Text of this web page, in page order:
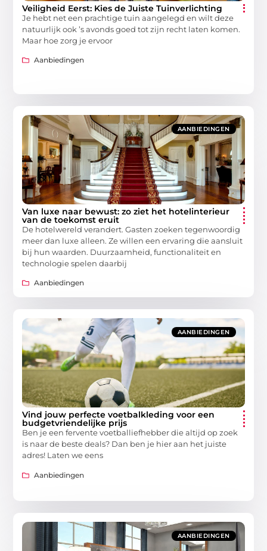
Veiligheid Eerst: Kies de Juiste Tuinverlichting
Je hebt net een prachtige tuin aangelegd en wilt deze
natuurlijk ook ’s avonds goed tot zijn recht laten komen.
Maar hoe zorg je ervoor
Aanbiedingen
AANBIEDINGEN
Van luxe naar bewust: zo ziet het hotelinterieur
van de toekomst eruit
De hotelwereld verandert. Gasten zoeken tegenwoordig
meer dan luxe alleen. Ze willen een ervaring die aansluit
bij hun waarden. Duurzaamheid, functionaliteit en
technologie spelen daarbij
Aanbiedingen
AANBIEDINGEN
Vind jouw perfecte voetbalkleding voor een
budgetvriendelijke prijs
Ben je een fervente voetballiefhebber die altijd op zoek
is naar de beste deals? Dan ben je hier aan het juiste
adres! Laten we eens
Aanbiedingen
AANBIEDINGEN